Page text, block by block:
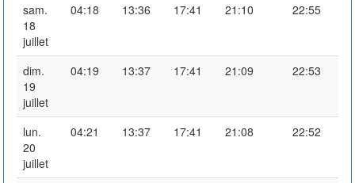
sam.
18
juillet
04:18 13:36 17:41 21:10 22:55
dim.
19
juillet
04:19 13:37 17:41 21:09 22:53
lun.
20
juillet
04:21 13:37 17:41 21:08 22:52